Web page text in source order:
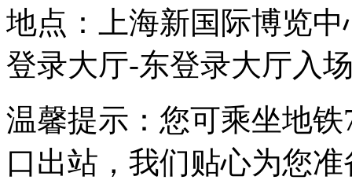
地点：上海新国际博览
登录大厅-东登录大厅入
温馨提示：您可乘坐地
口出站，我们贴心为您